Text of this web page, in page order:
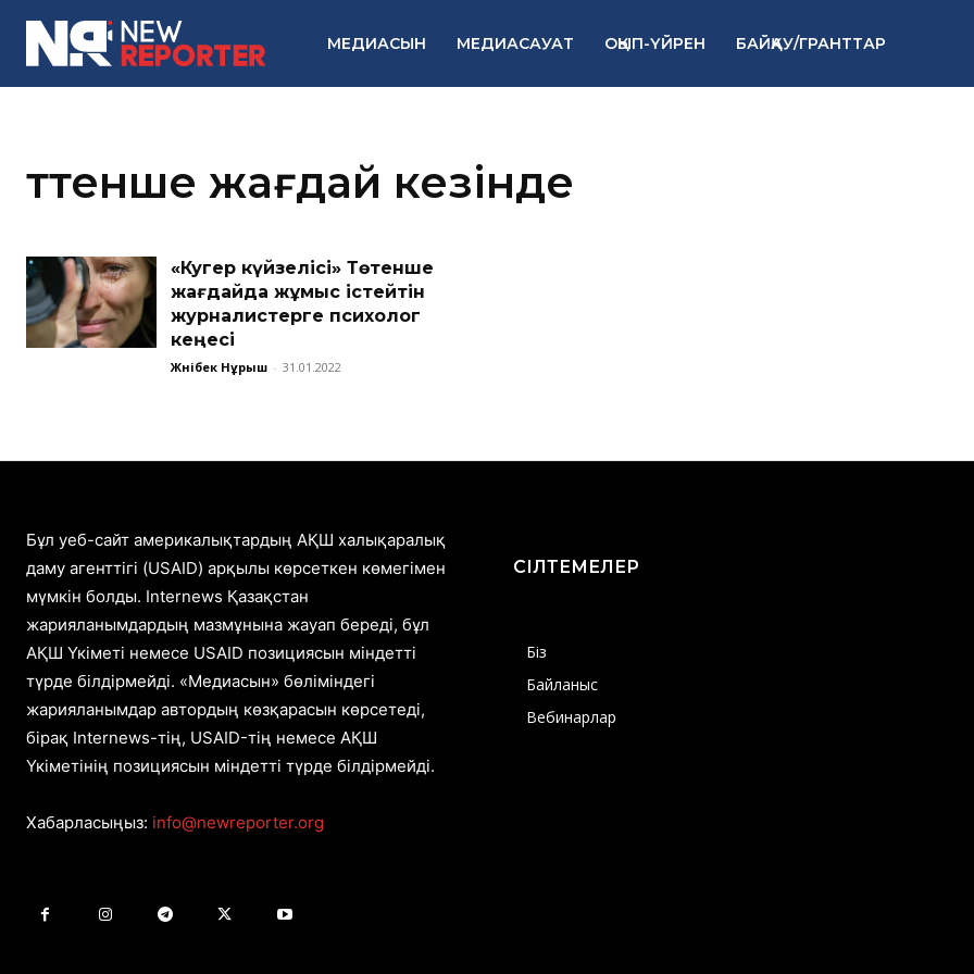
МЕДИАСЫН МЕДИАСАУАТ ОҚЫП-ҮЙРЕН БАЙҚАУ/ГРАНТТАР
төтенше жағдай кезінде
«Куәгер күйзелісі» Төтенше
жағдайда жұмыс істейтін
журналистерге психолог
кеңесі
Жәнібек Нұрыш - 31.01.2022
Бұл уеб-сайт америкалықтардың АҚШ халықаралық
даму агенттігі (USAID) арқылы көрсеткен көмегімен
мүмкін болды. Internews Қазақстан
жарияланымдардың мазмұнына жауап береді, бұл
АҚШ Үкіметі немесе USAID позициясын міндетті
түрде білдірмейді. «Медиасын» бөліміндегі
жарияланымдар автордың көзқарасын көрсетеді,
бірақ Internews-тің, USAID-тің немесе АҚШ
Үкіметінің позициясын міндетті түрде білдірмейді.
Хабарласыңыз: info@newreporter.org
СІЛТЕМЕЛЕР
Біз
Байланыс
Вебинарлар